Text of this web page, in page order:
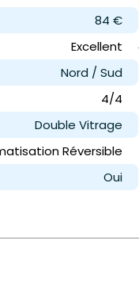
84 €
Excellent
Nord / Sud
4/4
Double Vitrage
Réversible
Oui